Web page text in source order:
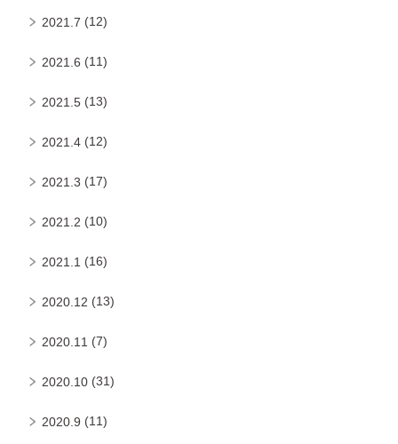
2021.7 (12)
2021.6 (11)
2021.5 (13)
2021.4 (12)
2021.3 (17)
2021.2 (10)
2021.1 (16)
2020.12 (13)
2020.11 (7)
2020.10 (31)
2020.9 (11)